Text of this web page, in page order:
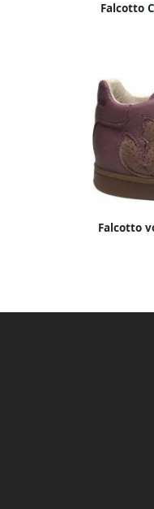
Falcotto
Falcotto